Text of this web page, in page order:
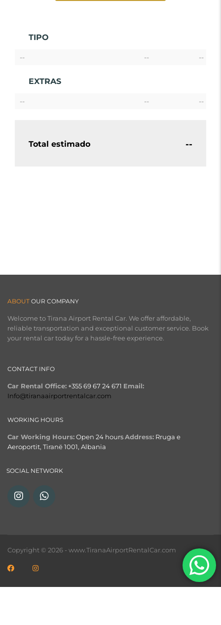
TIPO
-- -- --
EXTRAS
-- -- --
Total estimado --
ABOUT OUR COMPANY
Welcome to Tirana Airport Rental Car. We offer affordable,
reliable transportation and exceptional customer service. Book
your rental car today for a hassle-free experience.
CONTACT INFO
Car Rental Office: +355 69 67 24 671 Email:
Info@tiranaairportrentalcar.com
WORKING HOURS
Car Working Hours:Open 24 hoursAddress: Rruga e
Aeroportit, Tiranë 1001, Albania
SOCIAL NETWORK
Copyright © 2026 - www.TiranaAirportRentalCar.com